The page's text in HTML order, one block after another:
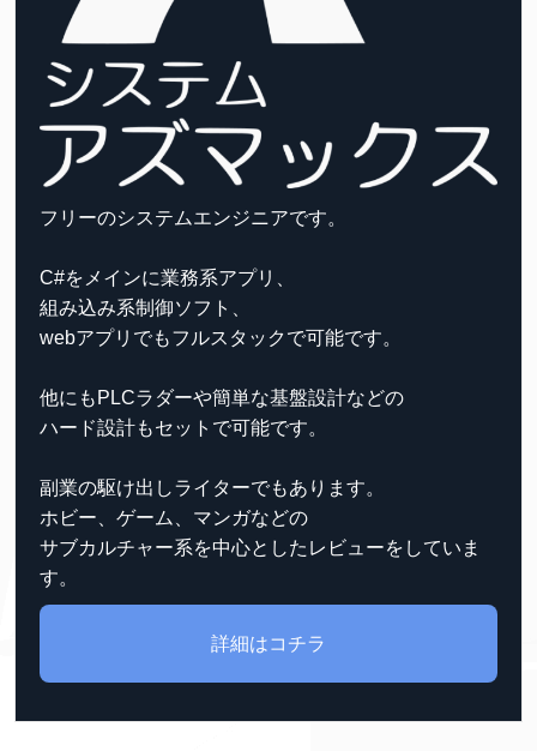
フリーのシステムエンジニアです。
C#をメインに業務系アプリ、
組み込み系制御ソフト、
webアプリでもフルスタックで可能です。
他にもPLCラダーや簡単な基盤設計などの
ハード設計もセットで可能です。
副業の駆け出しライターでもあります。
ホビー、ゲーム、マンガなどの
サブカルチャー系を中心としたレビューをしていま
す。
詳細はコチラ